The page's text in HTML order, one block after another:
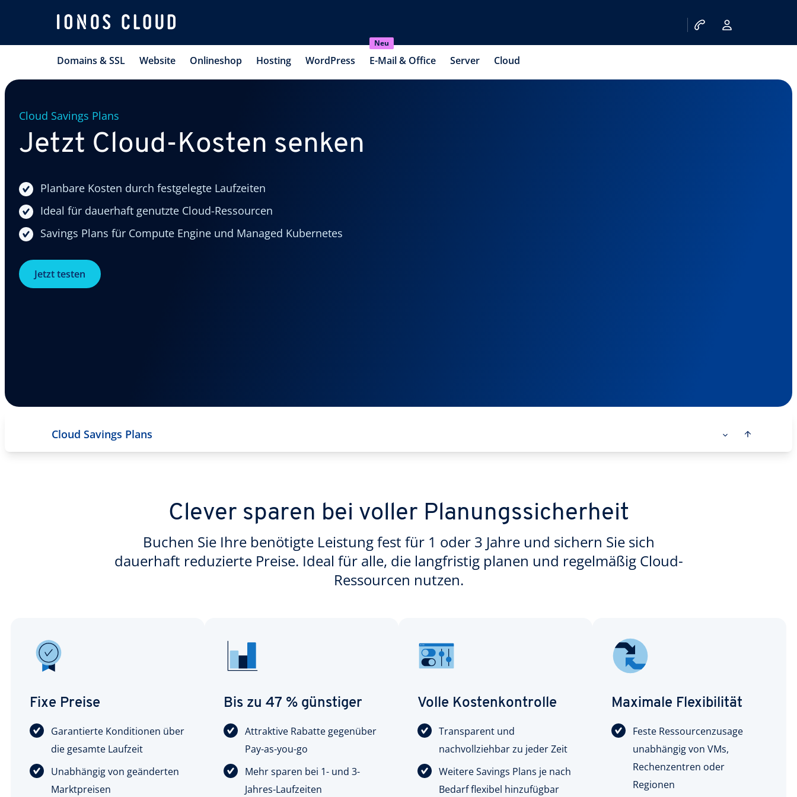
Domains & SSL Website Onlineshop Hosting WordPress
Neu
E-Mail & Office Server Cloud
Cloud Savings Plans
Jetzt Cloud-Kosten senken
Planbare Kosten durch festgelegte Laufzeiten
Ideal für dauerhaft genutzte Cloud-Ressourcen
Savings Plans für Compute Engine und Managed Kubernetes
Jetzt testen
Cloud Savings Plans
Clever sparen bei voller Planungssicherheit
Buchen Sie Ihre benötigte Leistung fest für 1 oder 3 Jahre und sichern Sie sich
dauerhaft reduzierte Preise. Ideal für alle, die langfristig planen und regelmäßig Cloud-
Ressourcen nutzen.
Fixe Preise
Garantierte Konditionen über
die gesamte Laufzeit
Unabhängig von geänderten
Marktpreisen
Bis zu 47 % günstiger
Attraktive Rabatte gegenüber
Pay-as-you-go
Mehr sparen bei 1- und 3-
Jahres-Laufzeiten
Volle Kostenkontrolle
Transparent und
nachvollziehbar zu jeder Zeit
Weitere Savings Plans je nach
Bedarf flexibel hinzufügbar
Maximale Flexibilität
Feste Ressourcenzusage
unabhängig von VMs,
Rechenzentren oder
Regionen